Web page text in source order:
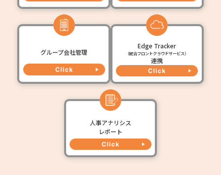
グループ会社管理
Edge Tracker
（統合フロントクラウドサービス）
連携
人事アナリシス
レポート